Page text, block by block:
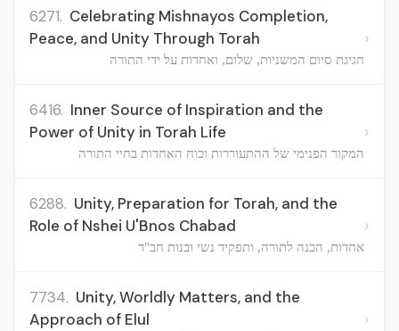
6271. Celebrating Mishnayos Completion,
Peace, and Unity Through Torah
חגיגת סיום המשניות, שלום, ואחדות על ידי התורה
›
6416. Inner Source of Inspiration and the
Power of Unity in Torah Life
המקור הפנימי של ההתעוררות וכוח האחדות בחיי התורה
›
6288. Unity, Preparation for Torah, and the
Role of Nshei U'Bnos Chabad
אחדות, הכנה לתורה, ותפקיד נשי ובנות חב"ד
›
7734. Unity, Worldly Matters, and the
Approach of Elul
›